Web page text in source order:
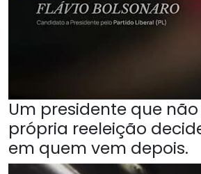
Um presidente que
própria reeleição
em quem vem depois.